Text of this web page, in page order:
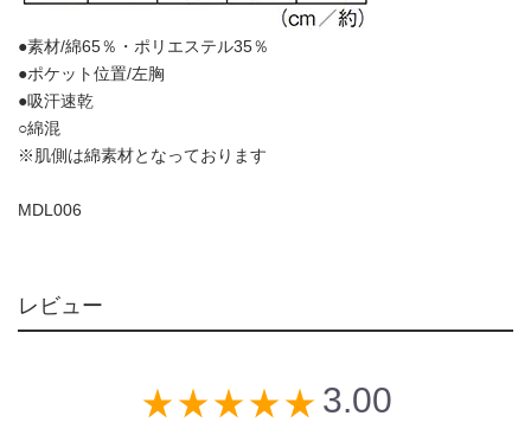
●素材/綿65％・ポリエステル35％
●ポケット位置/左胸
●吸汗速乾
○綿混
※肌側は綿素材となっております
MDL006
レビュー
star_rate star_rate star_rate star_rate star_rate 3.00